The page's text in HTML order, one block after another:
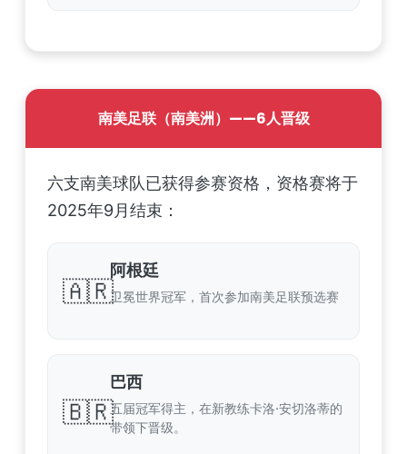
南美足联（南美洲）——6人晋级
六支南美球队已获得参赛资格，资格赛将于
2025年9月结束：
🇦🇷
阿根廷
卫冕世界冠军，首次参加南美足联预选赛
🇧🇷
巴西
五届冠军得主，在新教练卡洛·安切洛蒂的
带领下晋级。